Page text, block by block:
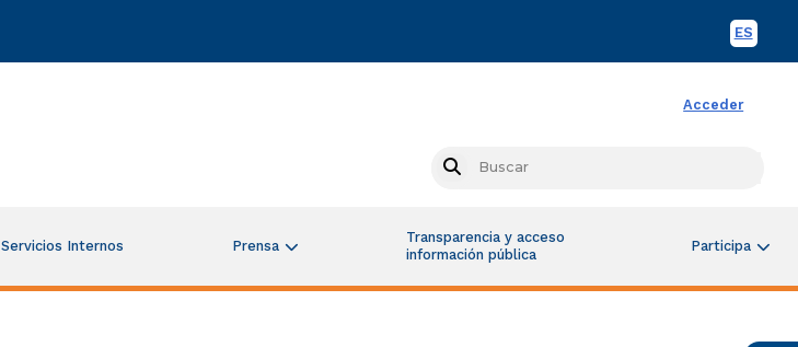
ES
Acceder
Servicios Internos Prensa
Transparencia y acceso
información pública
Participa